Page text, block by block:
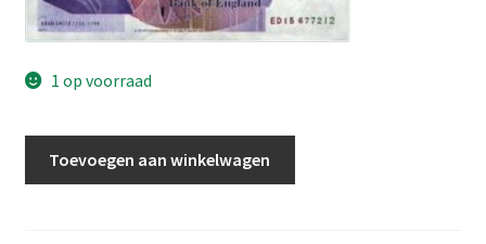
1 op voorraad
Toevoegen aan winkelwagen